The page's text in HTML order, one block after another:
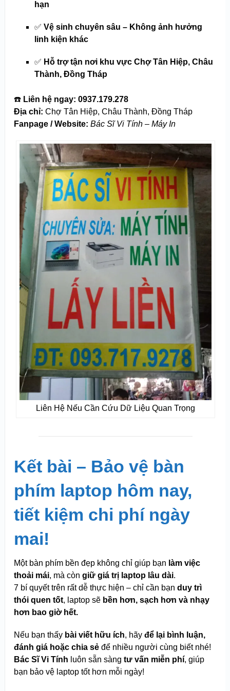
hạn
✅ Vệ sinh chuyên sâu – Không ảnh hưởng
linh kiện khác
✅ Hỗ trợ tận nơi khu vực Chợ Tân Hiệp, Châu
Thành, Đồng Tháp
☎️ Liên hệ ngay: 0937.179.278
Địa chỉ: Chợ Tân Hiệp, Châu Thành, Đồng Tháp
Fanpage / Website: Bác Sĩ Vi Tính – Máy In
Liên Hệ Nếu Cần Cứu Dữ Liệu Quan Trọng
Kết bài – Bảo vệ bàn
phím laptop hôm nay,
tiết kiệm chi phí ngày
mai!
Một bàn phím bền đẹp không chỉ giúp bạn làm việc
thoải mái, mà còn giữ giá trị laptop lâu dài.
7 bí quyết trên rất dễ thực hiện – chỉ cần bạn duy trì
thói quen tốt, laptop sẽ bền hơn, sạch hơn và nhạy
hơn bao giờ hết.
Nếu bạn thấy bài viết hữu ích, hãy để lại bình luận,
đánh giá hoặc chia sẻđể nhiều người cùng biết nhé!
Bác Sĩ Vi Tính luôn sẵn sàng tư vấn miễn phí, giúp
bạn bảo vệ laptop tốt hơn mỗi ngày!